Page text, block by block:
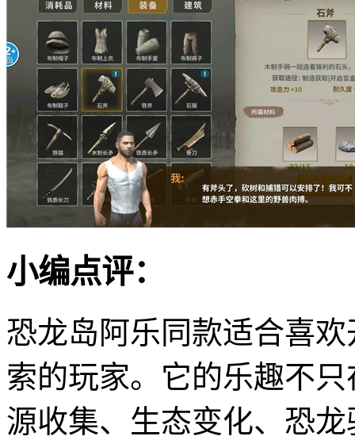
小编点评：
恐龙岛阿乐同款适合喜
索的玩家。它的乐趣不
源收集、生态变化、恐